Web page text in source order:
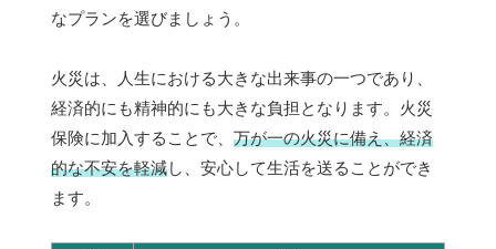
なプランを選びましょう。
火災は、人生における大きな出来事の一つであり、
経済的にも精神的にも大きな負担となります。火災
保険に加入することで、 万が一の火災に備え、経済
的な不安を軽減し、安心して生活を送ることができ
ます。